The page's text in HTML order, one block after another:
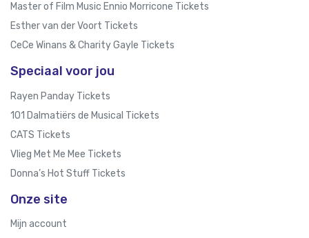
Master of Film Music Ennio Morricone Tickets
Esther van der Voort Tickets
CeCe Winans & Charity Gayle Tickets
Speciaal voor jou
Rayen Panday Tickets
101 Dalmatiërs de Musical Tickets
CATS Tickets
Vlieg Met Me Mee Tickets
Donna’s Hot Stuff Tickets
Onze site
Mijn account